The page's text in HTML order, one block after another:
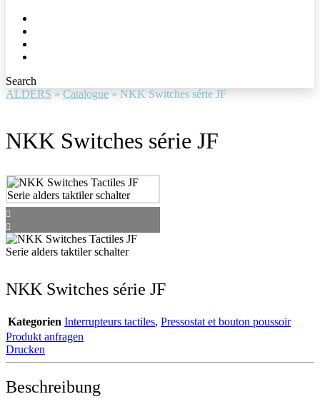
Search
ALDERS » Catalogue » NKK Switches série JF
NKK Switches série JF
NKK Switches série JF
Kategorien Interrupteurs tactiles, Pressostat et bouton poussoir
Produkt anfragen
Drucken
Beschreibung